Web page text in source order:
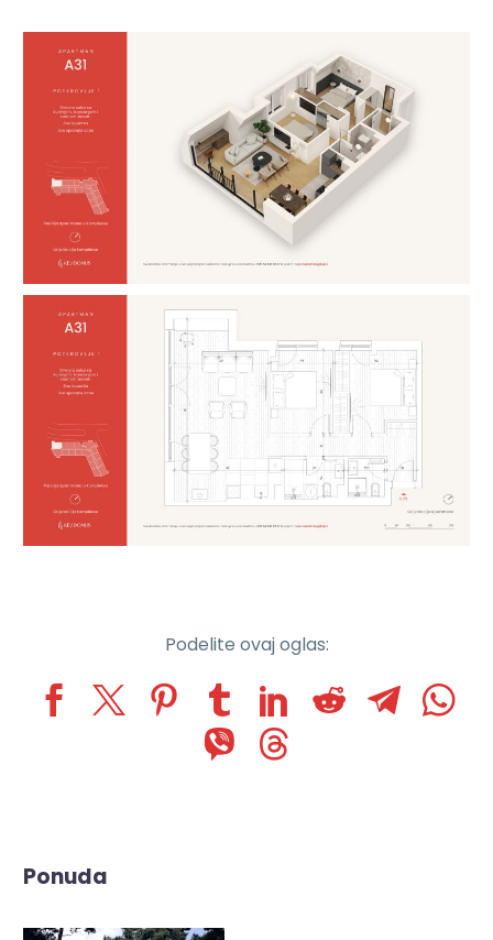
Podelite ovaj oglas:
Ponuda